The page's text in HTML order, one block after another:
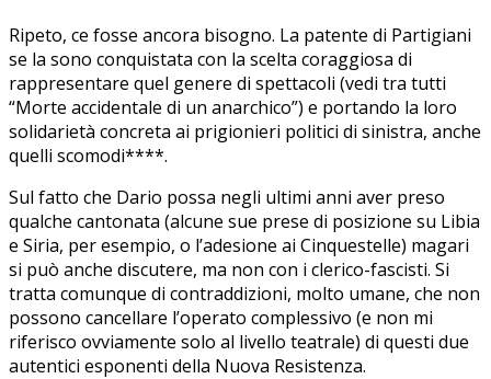
Ripeto, ce fosse ancora bisogno. La patente di Partigiani
se la sono conquistata con la scelta coraggiosa di
rappresentare quel genere di spettacoli (vedi tra tutti
“Morte accidentale di un anarchico”) e portando la loro
solidarietà concreta ai prigionieri politici di sinistra, anche
quelli scomodi****.
Sul fatto che Dario possa negli ultimi anni aver preso
qualche cantonata (alcune sue prese di posizione su Libia
e Siria, per esempio, o l’adesione ai Cinquestelle) magari
si può anche discutere, ma non con i clerico-fascisti. Si
tratta comunque di contraddizioni, molto umane, che non
possono cancellare l’operato complessivo (e non mi
riferisco ovviamente solo al livello teatrale) di questi due
autentici esponenti della Nuova Resistenza.